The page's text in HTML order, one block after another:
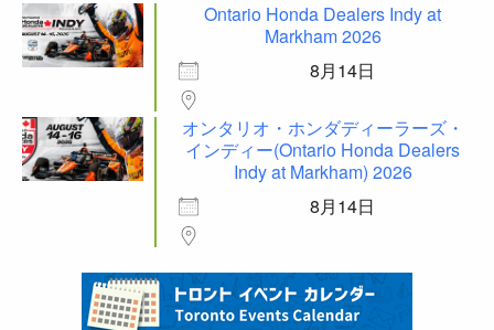
Ontario Honda Dealers Indy at
Markham 2026
8月14日
オンタリオ・ホンダディーラーズ・
インディー(Ontario Honda Dealers
Indy at Markham) 2026
8月14日